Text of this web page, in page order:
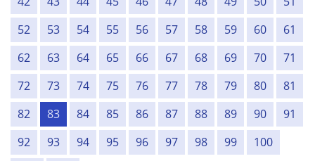
52
53 54 55 56 57 58 59 60
61
62
63 64 65 66 67 68 69 70
71
72
73 74 75 76 77 78 79 80
81
82
83 84 85 86 87 88 89 90
91
92
93 94 95 96 97 98 99
100